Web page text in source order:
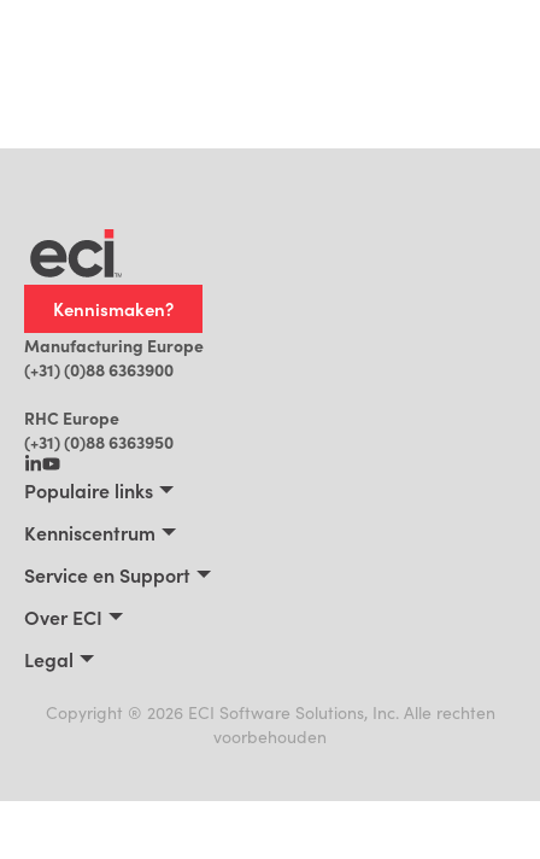
Kennismaken?
Manufacturing Europe
(+31) (0)88 6363900
RHC Europe
(+31) (0)88 6363950
Populaire links
Installatiebedrijven
Praktische AI voor ERP
Kenniscentrum
Nieuws
Events
Service en Support
Facturatie
Over ECI
Vacatures
Copyright ® 2026 ECI Software Solutions, Inc. Alle rechten
voorbehouden
Legal
Cookiebeleid
Handelsmerken